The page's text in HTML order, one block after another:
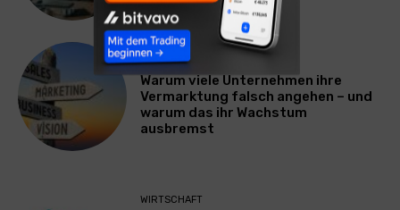
WERBUNG & MARKETING
Warum viele Unternehmen ihre
Vermarktung falsch angehen – und
warum das ihr Wachstum
ausbremst
WIRTSCHAFT